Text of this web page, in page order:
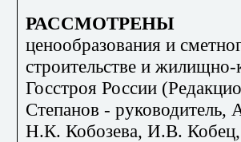
РАССМОТРЕНЫ
ценообразования и
строительстве и
Госстроя России
Степанов -
Н.К. Кобозева, И.В.